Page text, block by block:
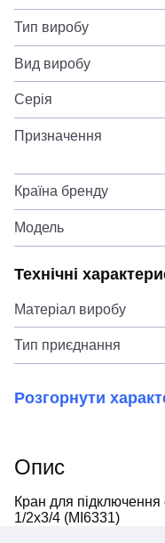
Тип виробу
Вид виробу
Серія
Призначення
Країна бренду
Модель
Технічні
Матеріал виробу
Тип приєднання
Розгорнути
Опис
Кран для
1/2x3/4 (MI6331)